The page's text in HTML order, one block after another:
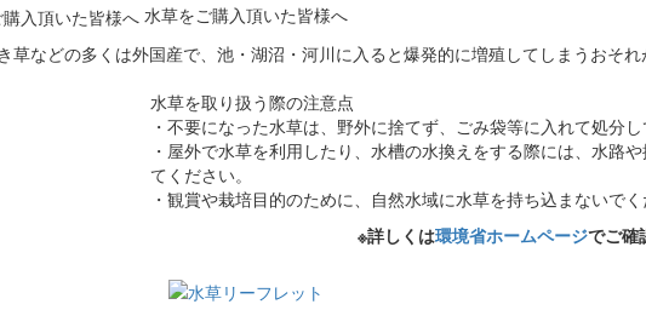
水草をご購入頂いた皆様へ
などの多くは外国産で、池・湖沼・河川に入ると爆発的に増殖してしまうおそ
水草を取り扱う際の注意点
・不要になった水草は、野外に捨てず、ごみ袋等に入れて処分し
・屋外で水草を利用したり、水槽の水換えをする際には、水路
てください。
・観賞や栽培目的のために、自然水域に水草を持ち込まないでく
※詳しくは環境省ホームページでご確